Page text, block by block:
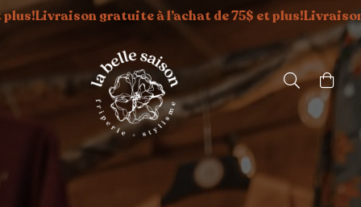
gratuite à l’achat de 75$ et plus!Livraison gratuite